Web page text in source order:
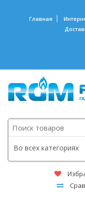
Главная
Поиск
Во всех категориях